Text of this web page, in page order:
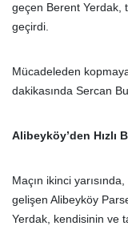
geçen Berent Yerdak,
geçirdi.
Mücadeleden
dakikasında Sercan
Alibeyköy’den Hızlı
Maçın ikinci
gelişen Alibeyköy
Yerdak, kendisinin ve